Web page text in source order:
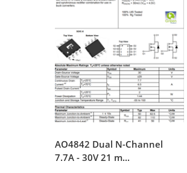
AO4842 Dual N-Channel
7.7A - 30V 21 m...